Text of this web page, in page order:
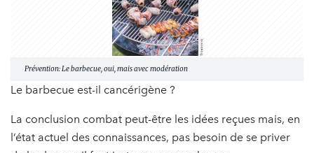
Prévention: Le barbecue, oui, mais avec modération
Le barbecue est-il cancérigène ?
La conclusion combat peut-être les idées reçues mais, en
l’état actuel des connaissances, pas besoin de se priver